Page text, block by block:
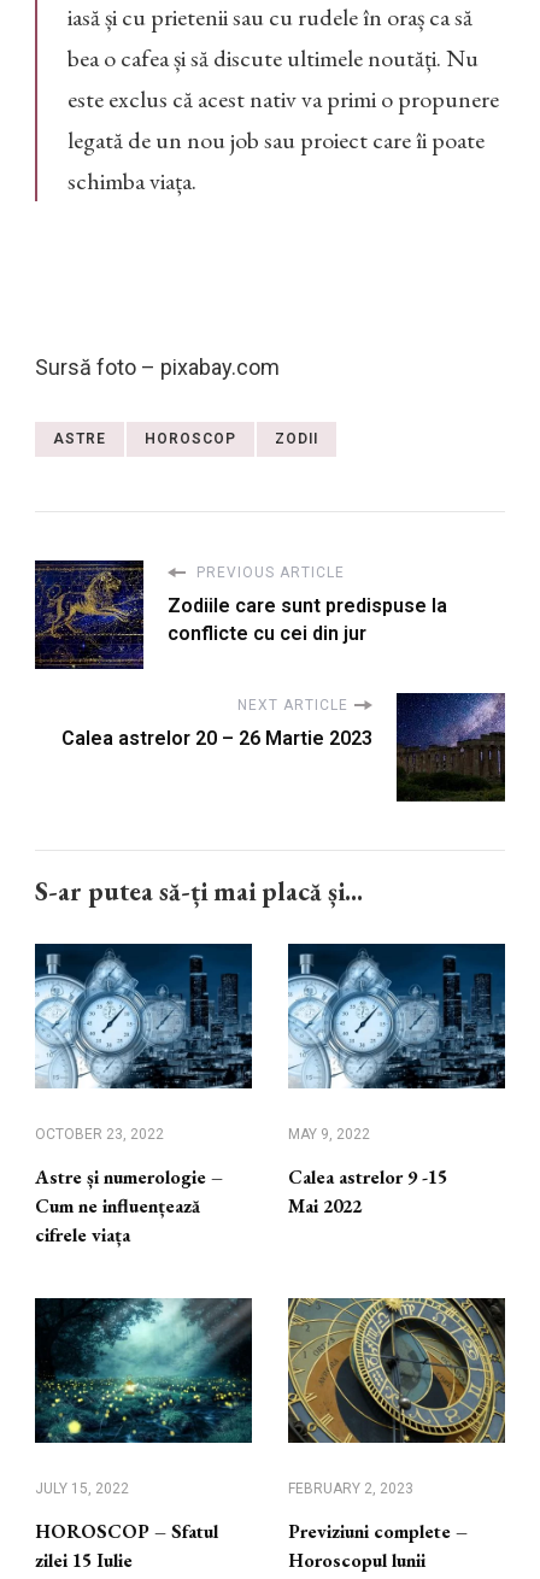
iasă și cu prietenii sau cu rudele în oraș ca să
bea o cafea și să discute ultimele noutăți. Nu
este exclus că acest nativ va primi o propunere
legată de un nou job sau proiect care îi poate
schimba viața.
Sursă foto – pixabay.com
ASTRE HOROSCOP ZODII
PREVIOUS ARTICLE
Zodiile care sunt predispuse la
conflicte cu cei din jur
NEXT ARTICLE
Calea astrelor 20 – 26 Martie 2023
S-ar putea să-ți mai placă și...
OCTOBER 23, 2022
Astre și numerologie –
Cum ne influențează
cifrele viața
MAY 9, 2022
Calea astrelor 9 -15
Mai 2022
JULY 15, 2022
HOROSCOP – Sfatul
zilei 15 Iulie
FEBRUARY 2, 2023
Previziuni complete –
Horoscopul lunii